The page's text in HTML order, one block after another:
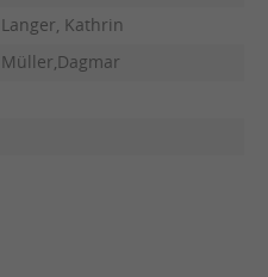
Langer, Kathrin
Müller,Dagmar